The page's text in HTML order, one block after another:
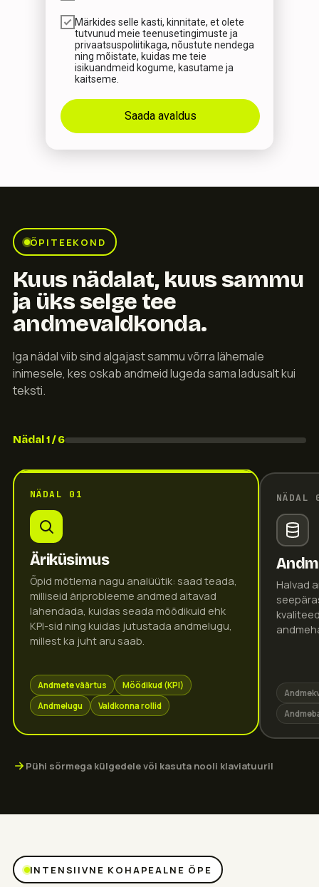
Märkides selle kasti, kinnitate, et olete
tutvunud meie teenusetingimuste ja
privaatsuspoliitikaga, nõustute nendega
ning mõistate, kuidas me teie
isikuandmeid kogume, kasutame ja
kaitseme.
Saada avaldus
ÕPITEEKOND
Kuus nädalat, kuus sammu
ja üks selge tee
andmevaldkonda.
Iga nädal viib sind algajast sammu võrra lähemale
inimesele, kes oskab andmeid lugeda sama ladusalt kui
teksti.
Nädal 1 / 6
NÄDAL 01
Äriküsimus
Õpid mõtlema nagu analüütik: saad teada,
milliseid äriprobleeme andmed aitavad
lahendada, kuidas seada mõõdikuid ehk
KPI-sid ning kuidas jutustada andmelugu,
millest ka juht aru saab.
Andmete väärtus
Mõõdikud (KPI)
Andmelugu
Valdkonna rollid
NÄDAL
Halvad
Pühi sõrmega külgedele või kasuta nooli klaviatuuril
INTENSIIVNE KOHAPEALNE ÕPE